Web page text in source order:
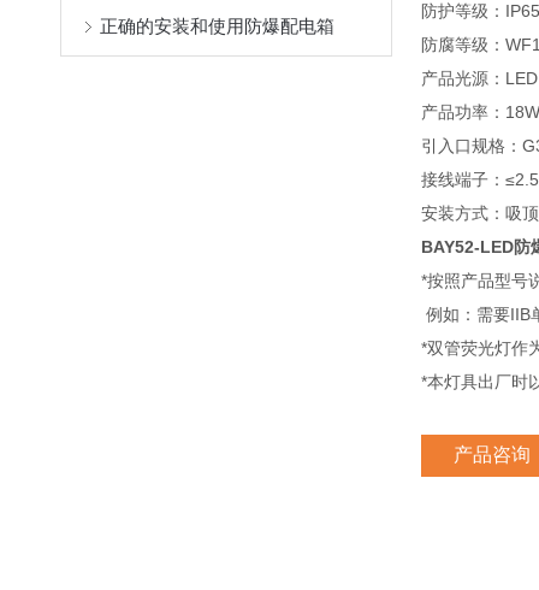
正确的安装和使用防爆配电箱
防护等级：
防腐等级：
产品光源：LED
产品功率：
引入口规格：
接线端子：
安装方式：吸
BAY52-LED防
*按照产品型号
例如：需要IIB
*双管荧光灯作
*本灯具出厂时
产品咨询